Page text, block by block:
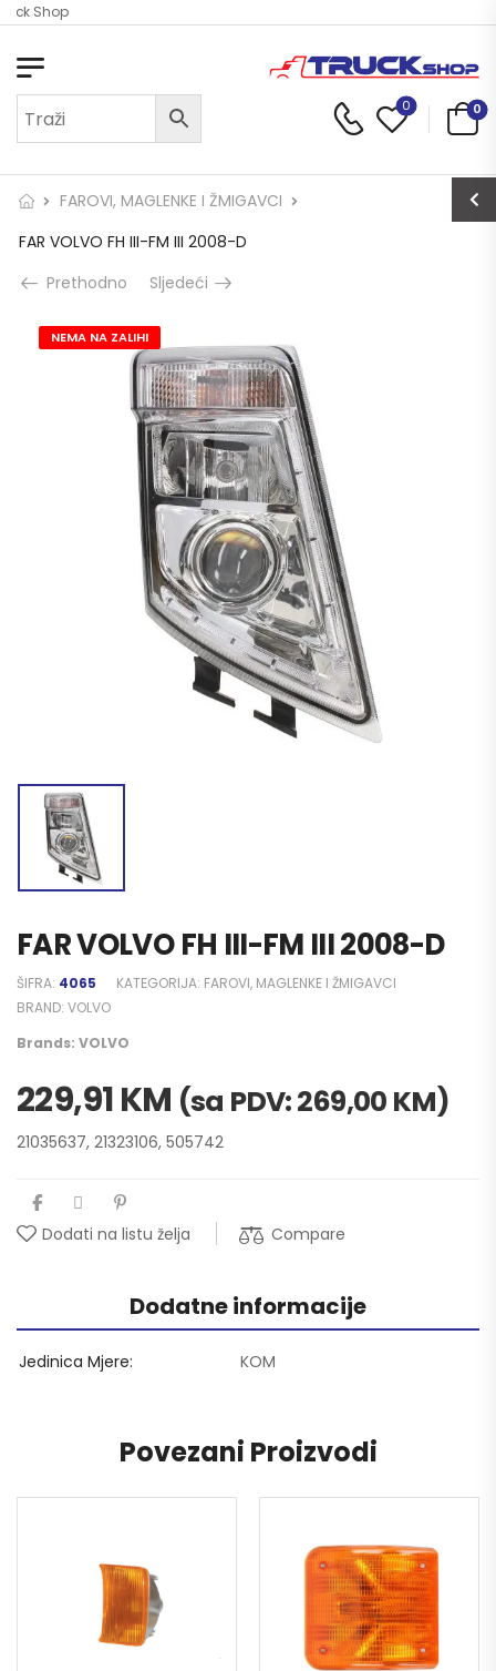
Shop
0 0
FAROVI, MAGLENKE I ŽMIGAVCI
FAR VOLVO FH III-FM III 2008-D
Prethodno
Sljedeći
NEMA NA ZALIHI
FAR VOLVO FH III-FM III 2008-D
ŠIFRA: 4065 KATEGORIJA: FAROVI, MAGLENKE I ŽMIGAVCI
BRAND: VOLVO
Brands: VOLVO
229,91KM (sa PDV:269,00 KM)
21035637, 21323106, 505742
Dodati na listu želja Compare
Dodatne informacije
Jedinica Mjere KOM
Povezani Proizvodi